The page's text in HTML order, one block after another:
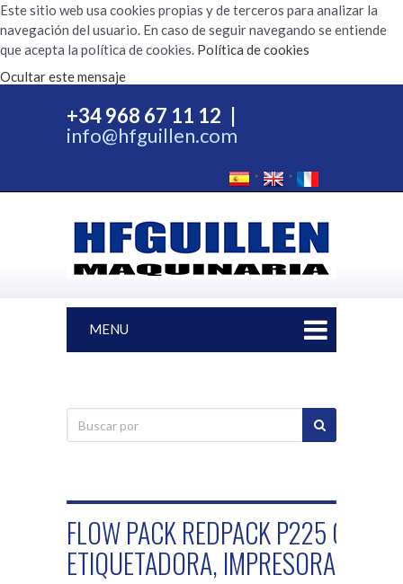
Este sitio web usa cookies propias y de terceros para analizar la
navegación del usuario. En caso de seguir navegando se entiende
que acepta la política de cookies. Política de cookies
Ocultar este mensaje
+34 968 67 11 12
info@hfguillen.com
MENU
FLOW PACK REDPACK P225 CON
ETIQUETADORA, IMPRESORA Y